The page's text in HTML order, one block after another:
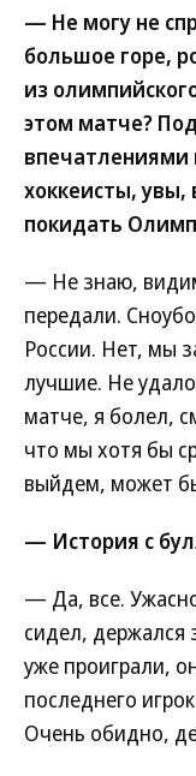
— Не могу не
большое горе,
из
этом матче?
впечатлениями
хоккеисты,
покидать
— Не знаю,
передали.
России. Нет, мы
лучшие. Не
матче, я болел,
что мы хотя бы
выйдем, может
— История с
— Да, все.
сидел, держался
уже проиграли,
последнего
Очень обидно,